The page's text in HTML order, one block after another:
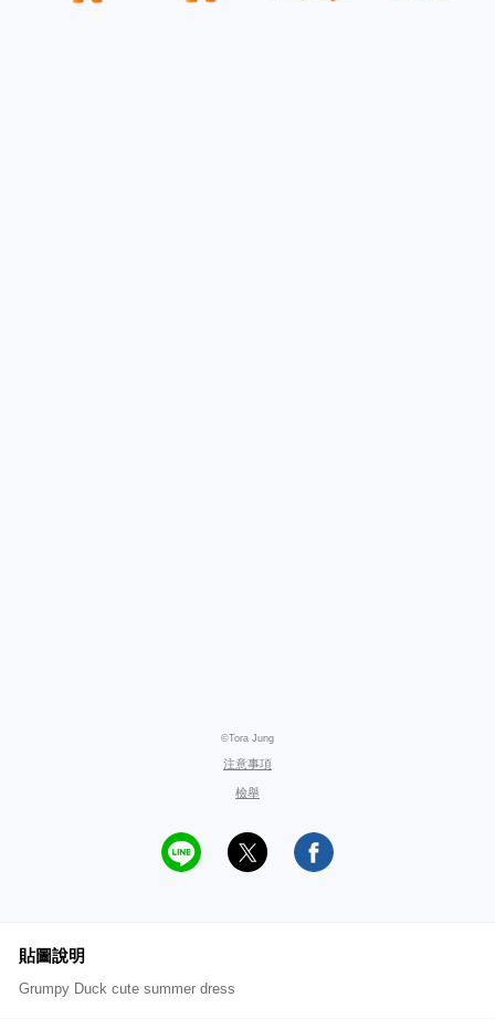
©Tora Jung
注意事項
檢舉
貼圖說明
Grumpy Duck cute summer dress